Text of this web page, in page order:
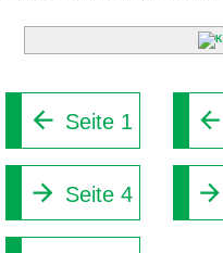
Seite 1
Seite 4